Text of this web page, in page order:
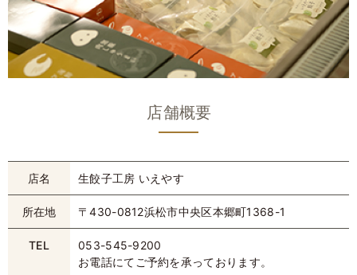
店舗概要
店名 生餃子工房 いえやす
所在地 〒430-0812浜松市中央区本郷町1368-1
TEL
053-545-9200
お電話にてご予約を承っております。